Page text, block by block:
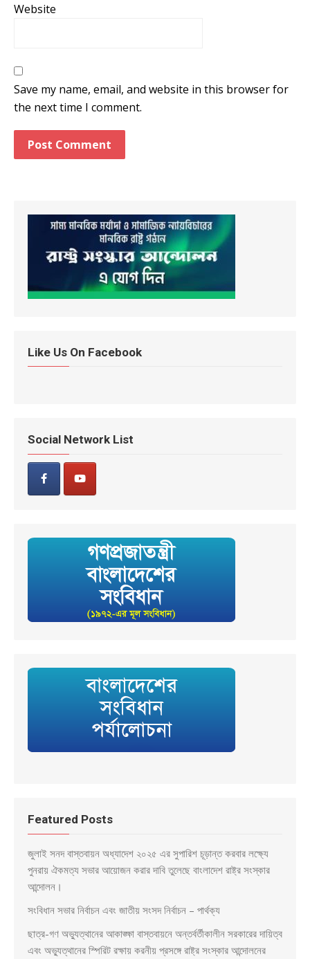
Website
Save my name, email, and website in this browser for
the next time I comment.
Like Us On Facebook
Social Network List
Featured Posts
জুলাই সনদ বাস্তবায়ন অধ্যাদেশ ২০২৫ এর সুপারিশ চূড়ান্ত করবার লক্ষ্যে
পুনরায় ঐকমত্য সভার আয়োজন করার দাবি তুলেছে বাংলাদেশ রাষ্ট্র সংস্কার
আন্দোলন।
সংবিধান সভার নির্বাচন এবং জাতীয় সংসদ নির্বাচন – পার্থক্য
ছাত্র-গণ অভ্যুত্থানের আকাঙ্ক্ষা বাস্তবায়নে অন্তর্বর্তীকালীন সরকারের দায়িত্ব
এবং অভ্যুত্থানের স্পিরিট রক্ষায় করনীয় প্রসঙ্গে রাষ্ট্র সংস্কার আন্দোলনের